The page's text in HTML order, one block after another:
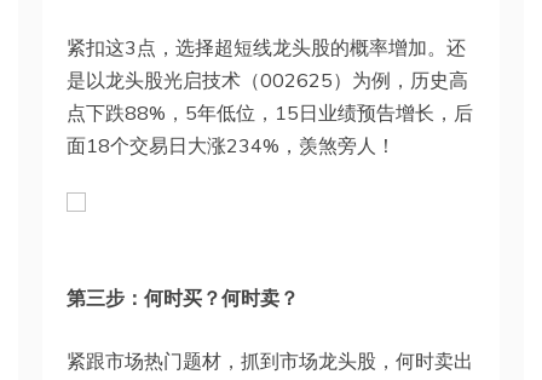
紧扣这3点，选择超短线龙头股的概率增加。还
是以龙头股光启技术（002625）为例，历史高
点下跌88%，5年低位，15日业绩预告增长，后
面18个交易日大涨234%，羡煞旁人！
第三步：何时买？何时卖？
紧跟市场热门题材，抓到市场龙头股，何时卖出